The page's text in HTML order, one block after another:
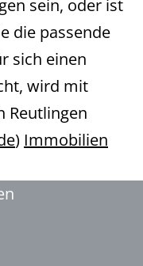
sein, oder ist
die passende
sich einen
wird mit
Reutlingen
) Immobilien